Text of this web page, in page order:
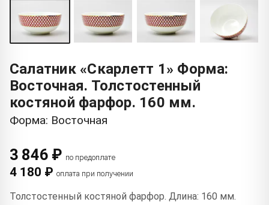
Салатник «Скарлетт 1» Форма:
Восточная. Толстостенный
костяной фарфор. 160 мм.
Форма: Восточная
3 846 ₽ по предоплате
4 180 ₽ оплата при получении
Толстостенный костяной фарфор. Длина: 160 мм.